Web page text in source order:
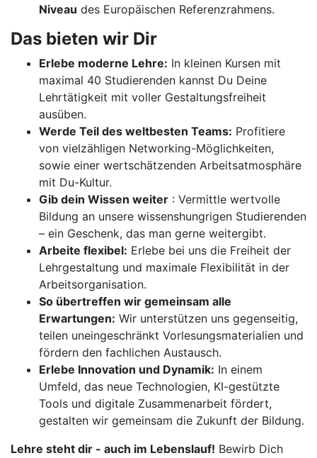
Niveau des Europäischen Referenzrahmens.
Das bieten wir Dir
Erlebe moderne Lehre: In kleinen Kursen mit
maximal 40 Studierenden kannst Du Deine
Lehrtätigkeit mit voller Gestaltungsfreiheit
ausüben.
Werde Teil des weltbesten Teams: Profitiere
von vielzähligen Networking-Möglichkeiten,
sowie einer wertschätzenden Arbeitsatmosphäre
mit Du-Kultur.
Gib dein Wissen weiter : Vermittle wertvolle
Bildung an unsere wissenshungrigen Studierenden
– ein Geschenk, das man gerne weitergibt.
Arbeite flexibel: Erlebe bei uns die Freiheit der
Lehrgestaltung und maximale Flexibilität in der
Arbeitsorganisation.
So übertreffen wir gemeinsam alle
Erwartungen: Wir unterstützen uns gegenseitig,
teilen uneingeschränkt Vorlesungsmaterialien und
fördern den fachlichen Austausch.
Erlebe Innovation und Dynamik: In einem
Umfeld, das neue Technologien, KI-gestützte
Tools und digitale Zusammenarbeit fördert,
gestalten wir gemeinsam die Zukunft der Bildung.
Lehre steht dir - auch im Lebenslauf! Bewirb Dich